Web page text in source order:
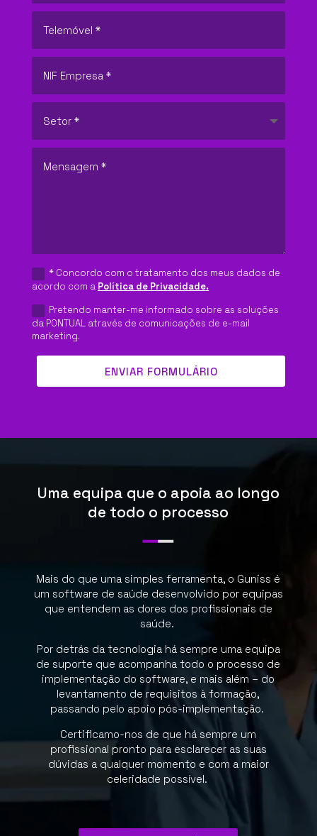
PT
* Concordo com o tratamento dos meus dados de
acordo com a Política de Privacidade.
Pretendo manter-me informado sobre as soluções
da PONTUAL através de comunicações de e-mail
marketing.
ENVIAR FORMULÁRIO
Uma equipa que o apoia ao longo
de todo o processo
Mais do que uma simples ferramenta, o Guniss é
um software de saúde desenvolvido por equipas
que entendem as dores dos profissionais de
saúde.
Por detrás da tecnologia há sempre uma equipa
de suporte que acompanha todo o processo de
implementação do software, e mais além – do
levantamento de requisitos à formação,
passando pelo apoio pós-implementação.
Certificamo-nos de que há sempre um
profissional pronto para esclarecer as suas
dúvidas a qualquer momento e com a maior
celeridade possível.